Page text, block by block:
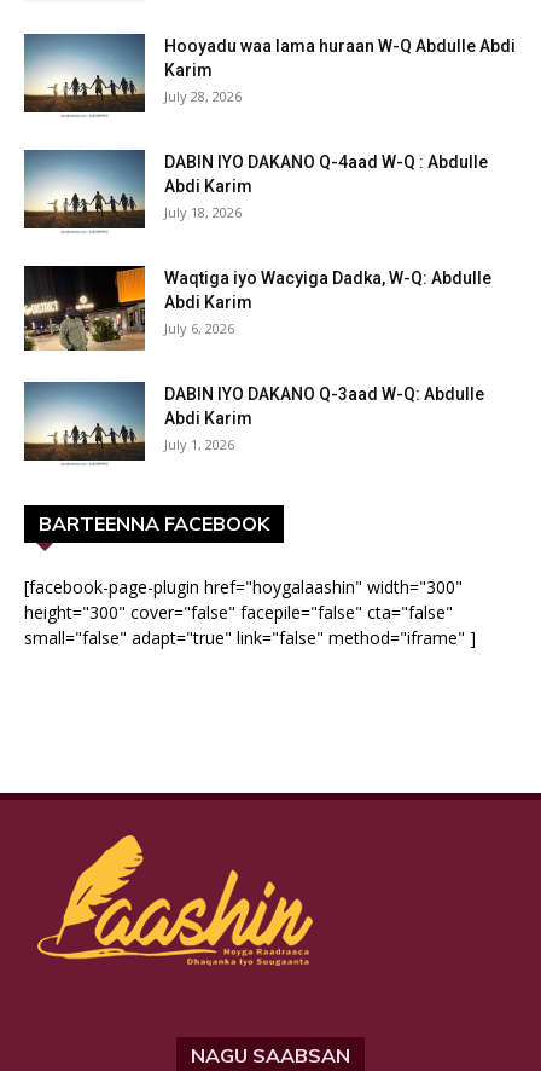
Hooyadu waa lama huraan W-Q Abdulle Abdi
Karim
July 28, 2026
DABIN IYO DAKANO Q-4aad W-Q : Abdulle
Abdi Karim
July 18, 2026
Waqtiga iyo Wacyiga Dadka, W-Q: Abdulle
Abdi Karim
July 6, 2026
DABIN IYO DAKANO Q-3aad W-Q: Abdulle
Abdi Karim
July 1, 2026
BARTEENNA FACEBOOK
[facebook-page-plugin href="hoygalaashin" width="300"
height="300" cover="false" facepile="false" cta="false"
small="false" adapt="true" link="false" method="iframe" ]
NAGU SAABSAN